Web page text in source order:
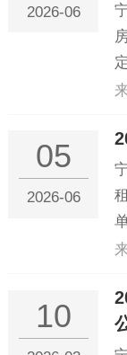
2026-06
05
2026-06
10